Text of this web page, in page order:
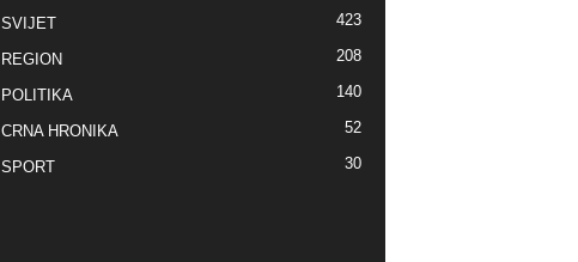
SVIJET 423
REGION 208
POLITIKA 140
CRNA HRONIKA 52
SPORT 30